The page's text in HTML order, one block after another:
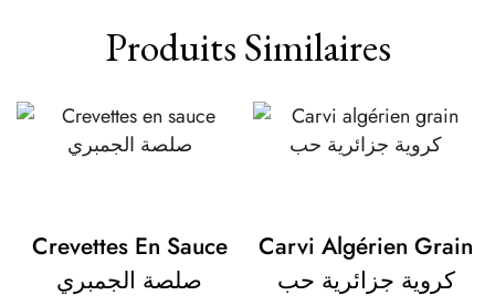
Produits Similaires
Crevettes En Sauce
صلصة الجمبري
Carvi Algérien Grain
كروية جزائرية حب